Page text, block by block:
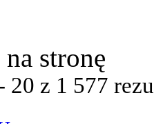
stronę
20 z 1 577